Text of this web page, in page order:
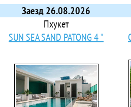
Заезд 26.08.2026
Пхукет
SUN SEA SAND PATONG 4 *